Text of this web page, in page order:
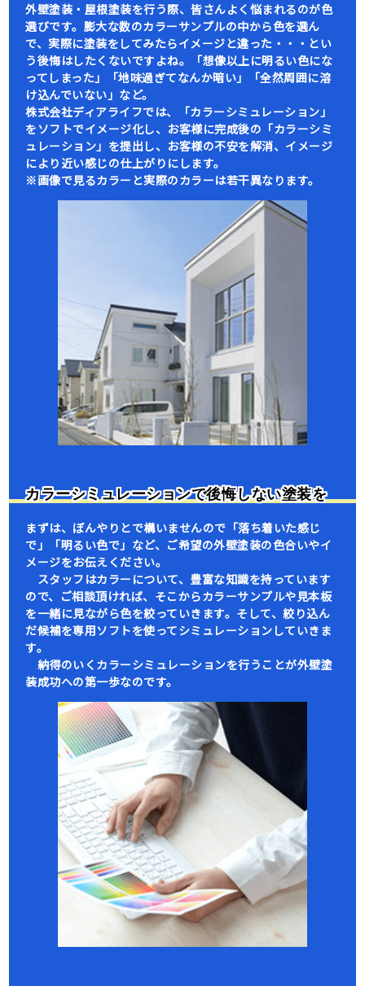
外壁塗装・屋根塗装を行う際、皆さんよく悩まれるのが色
選びです。膨大な数のカラーサンプルの中から色を選ん
で、実際に塗装をしてみたらイメージと違った・・・とい
う後悔はしたくないですよね。「想像以上に明るい色にな
ってしまった」「地味過ぎてなんか暗い」「全然周囲に溶
け込んでいない」など。
株式会社ディアライフでは、「カラーシミュレーション」
をソフトでイメージ化し、お客様に完成後の「カラーシミ
ュレーション」を提出し、お客様の不安を解消、イメージ
により近い感じの仕上がりにします。
※画像で見るカラーと実際のカラーは若干異なります。
カラーシミュレーションで後悔しない塗装を
まずは、ぼんやりとで構いませんので「落ち着いた感じ
で」「明るい色で」など、ご希望の外壁塗装の色合いやイ
メージをお伝えください。
スタッフはカラーについて、豊富な知識を持っています
ので、ご相談頂ければ、そこからカラーサンプルや見本板
を一緒に見ながら色を絞っていきます。そして、絞り込ん
だ候補を専用ソフトを使ってシミュレーションしていきま
す。
納得のいくカラーシミュレーションを行うことが外壁塗
装成功への第一歩なのです。